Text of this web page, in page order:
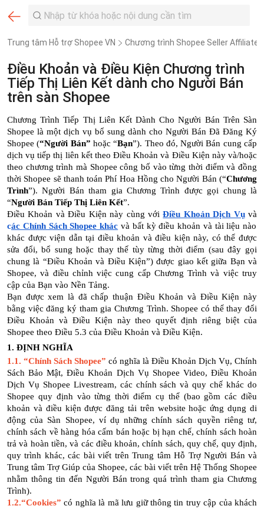
Trung tâm Hỗ trợ Shopee VN Chương trình Shopee Seller Affiliate
Điều Khoản và Điều Kiện Chương trình
Tiếp Thị Liên Kết dành cho Người Bán
trên sàn Shopee
Chương Trình Tiếp Thị Liên Kết Dành Cho Người Bán Trên Sàn
Shopee là một dịch vụ bổ sung dành cho Người Bán Đã Đăng Ký
Shopee (“Người Bán” hoặc “Bạn”). Theo đó, Người Bán cung cấp
dịch vụ tiếp thị liên kết theo Điều Khoản và Điều Kiện này và/hoặc
theo chương trình mà Shopee công bố vào từng thời điểm và đồng
thời Shopee sẽ thanh toán Phí Hoa Hồng cho Người Bán (“Chương
Trình”). Người Bán tham gia Chương Trình được gọi chung là
“Người Bán Tiếp Thị Liên Kết”.
Điều Khoản và Điều Kiện này cùng với Điều Khoản Dịch Vụ và
các Chính Sách Shopee khác và bất kỳ điều khoản và tài liệu nào
khác được viện dẫn tại điều khoản và điều kiện này, có thể được
sửa đổi, bổ sung hoặc thay thế tùy từng thời điểm (sau đây gọi
chung là “Điều Khoản và Điều Kiện”) được giao kết giữa Bạn và
Shopee, và điều chỉnh việc cung cấp Chương Trình và việc truy
cập của Bạn vào Nền Tảng.
Bạn được xem là đã chấp thuận Điều Khoản và Điều Kiện này
bằng việc đăng ký tham gia Chương Trình. Shopee có thể thay đổi
Điều Khoản và Điều Kiện này theo quyết định riêng biệt của
Shopee theo Điều 5.3 của Điều Khoản và Điều Kiện.
1. ĐỊNH NGHĨA
1.1. “Chính Sách Shopee” có nghĩa là Điều Khoản Dịch Vụ, Chính
Sách Bảo Mật, Điều Khoản Dịch Vụ Shopee Video, Điều Khoản
Dịch Vụ Shopee Livestream, các chính sách và quy chế khác do
Shopee quy định vào từng thời điểm cụ thể (bao gồm các điều
khoản và điều kiện được đăng tải trên website hoặc ứng dụng di
động của Sàn Shopee, ví dụ những chính sách quyền riêng tư,
chính sách về hàng hóa cấm bán hoặc bị hạn chế, chính sách hoàn
trả và hoàn tiền, và các điều khoản, chính sách, quy chế, quy định,
quy trình khác, các bài viết trên Trung tâm Hỗ Trợ Người Bán và
Trung tâm Trợ Giúp của Shopee, các bài viết trên Hệ Thống Shopee
nhằm thông tin đến Người Bán trong quá trình tham gia Chương
Trình).
1.2.“Cookies” có nghĩa là mã lưu giữ thông tin truy cập của khách